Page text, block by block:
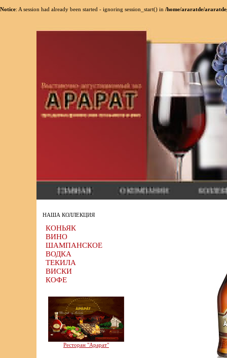
Notice: A session had already been started - ignoring session_start() in /home/araratde/
НАША КОЛЛЕКЦИЯ
КОНЬЯК
ВИНО
ШАМПАНСКОЕ
ВОДКА
ТЕКИЛА
ВИСКИ
КОФЕ
Ресторан "Арарат"